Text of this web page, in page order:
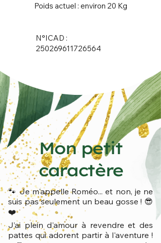
Poids actuel : environ 20 Kg
N°ICAD :
250269611726564
Mon petit
caractère
🐾 Je m'appelle Roméo... et non, je ne
suis pas seulement un beau gosse ! 😎
❤️
J’ai plein d'amour à revendre et des
pattes qui adorent partir à l'aventure !